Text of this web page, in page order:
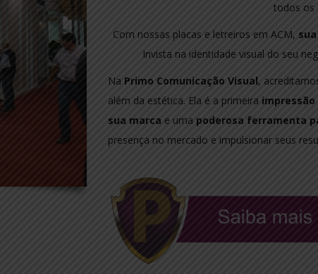
todos os
Com nossas placas e letreiros em ACM,
Invista na identidade visual do seu
Na Primo Comunicação Visual,
além da estética. Ela é a primeira
sua marca e uma poderosa ferramenta
presença no mercado e impulsionar seus